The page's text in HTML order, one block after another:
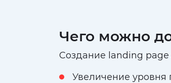
Чего можно
Создание landing page
Увеличение уровня